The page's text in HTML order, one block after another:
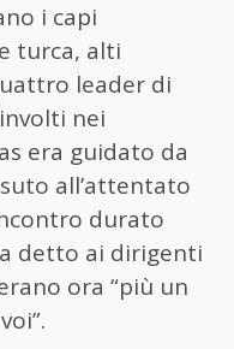
i capi
turca, alti
leader di
nei
era guidato da
all’attentato
durato
detto ai dirigenti
ora “più un